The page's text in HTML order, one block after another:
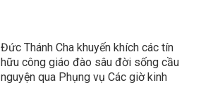
Đức Thánh Cha khuyến khích các tín
hữu công giáo đào sâu đời sống cầu
nguyện qua Phụng vụ Các giờ kinh